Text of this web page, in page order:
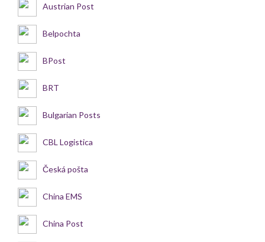
Austrian Post
Belpochta
BPost
BRT
Bulgarian Posts
CBL Logistica
Česká pošta
China EMS
China Post